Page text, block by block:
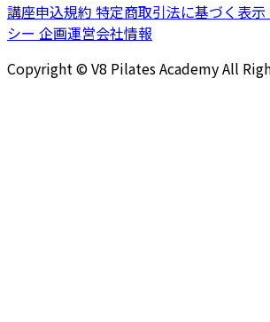
講座申込規約 特定商取引法に基づく表示
シー 企画運営会社情報
Copyright © V8 Pilates Academy All